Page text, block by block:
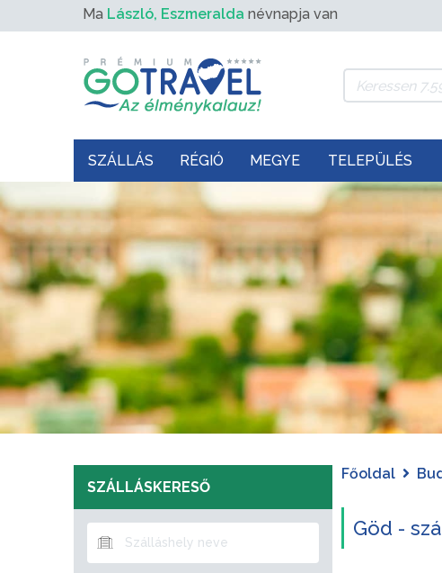
Ma László, Eszmeralda névnapja van
SZÁLLÁS RÉGIÓ MEGYE TELEPÜLÉS
SZÁLLÁSKERESŐ
Főoldal
Göd -